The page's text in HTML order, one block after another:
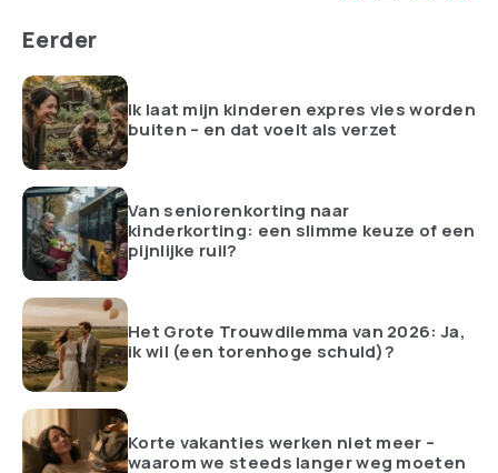
Eerder
Ik laat mijn kinderen expres vies worden
buiten – en dat voelt als verzet
Van seniorenkorting naar
kinderkorting: een slimme keuze of een
pijnlijke ruil?
Het Grote Trouwdilemma van 2026: Ja,
ik wil (een torenhoge schuld)?
Korte vakanties werken niet meer –
waarom we steeds langer weg moeten